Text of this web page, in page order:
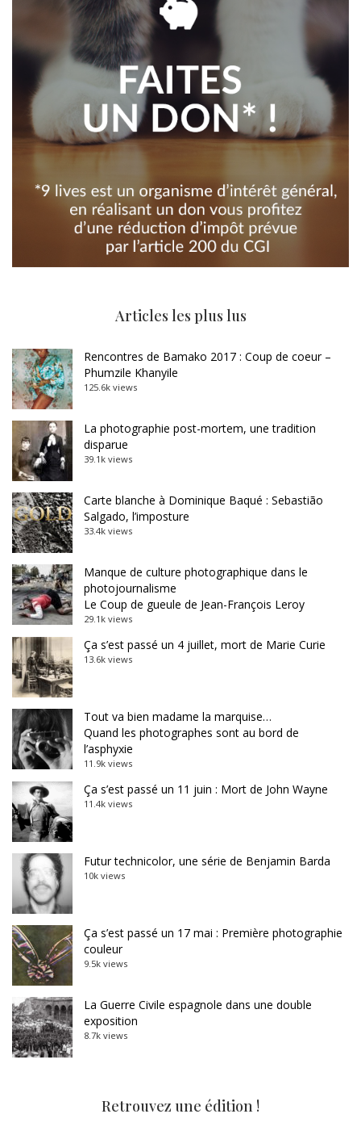
Articles les plus lus
Rencontres de Bamako 2017 : Coup de coeur –
Phumzile Khanyile
125.6k views
La photographie post-mortem, une tradition
disparue
39.1k views
Carte blanche à Dominique Baqué : Sebastião
Salgado, l’imposture
33.4k views
Manque de culture photographique dans le
photojournalisme
Le Coup de gueule de Jean-François Leroy
29.1k views
Ça s’est passé un 4 juillet, mort de Marie Curie
13.6k views
Tout va bien madame la marquise…
Quand les photographes sont au bord de
l’asphyxie
11.9k views
Ça s’est passé un 11 juin : Mort de John Wayne
11.4k views
Futur technicolor, une série de Benjamin Barda
10k views
Ça s’est passé un 17 mai : Première photographie
couleur
9.5k views
La Guerre Civile espagnole dans une double
exposition
8.7k views
Retrouvez une édition !